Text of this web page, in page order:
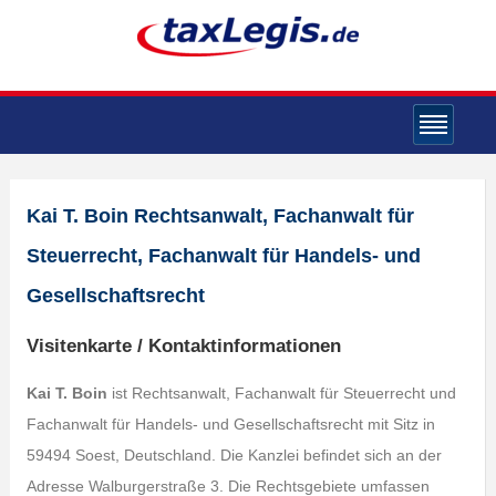
Kai T. Boin Rechtsanwalt, Fachanwalt für
Steuerrecht, Fachanwalt für Handels- und
Gesellschaftsrecht
Visitenkarte / Kontaktinformationen
Kai T. Boin ist Rechtsanwalt, Fachanwalt für Steuerrecht und
Fachanwalt für Handels- und Gesellschaftsrecht mit Sitz in
59494 Soest, Deutschland. Die Kanzlei befindet sich an der
Adresse Walburgerstraße 3. Die Rechtsgebiete umfassen